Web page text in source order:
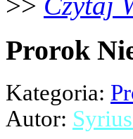
Prorok
Kategoria:
Autor: